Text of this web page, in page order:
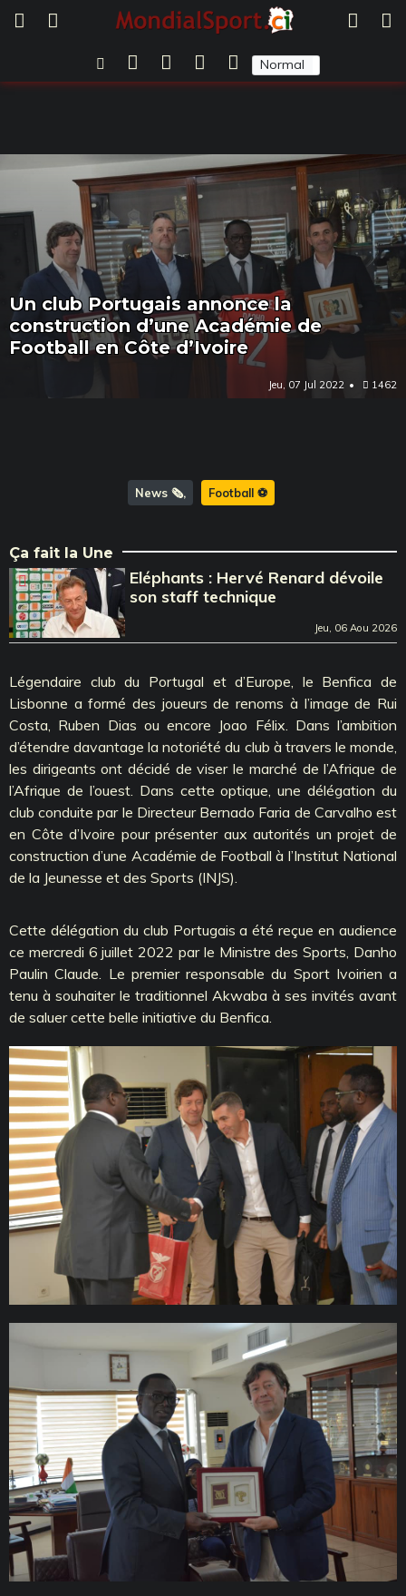
Normal
Un club Portugais annonce la
construction d’une Académie de
Football en Côte d’Ivoire
Jeu, 07 Jul 2022 1462
News 🗞️ Football ⚽️
Ça fait la Une
Eléphants : Hervé Renard dévoile
son staff technique
Jeu, 06 Aou 2026
Légendaire club du Portugal et d’Europe, le Benfica de
Lisbonne a formé des joueurs de renoms à l’image de Rui
Costa, Ruben Dias ou encore Joao Félix. Dans l’ambition
d’étendre davantage la notoriété du club à travers le monde,
les dirigeants ont décidé de viser le marché de l’Afrique de
l’Afrique de l’ouest. Dans cette optique, une délégation du
club conduite par le Directeur Bernado Faria de Carvalho est
en Côte d’Ivoire pour présenter aux autorités un projet de
construction d’une Académie de Football à l’Institut National
de la Jeunesse et des Sports (INJS).
Cette délégation du club Portugais a été reçue en audience
ce mercredi 6 juillet 2022 par le Ministre des Sports, Danho
Paulin Claude. Le premier responsable du Sport Ivoirien a
tenu à souhaiter le traditionnel Akwaba à ses invités avant
de saluer cette belle initiative du Benfica.